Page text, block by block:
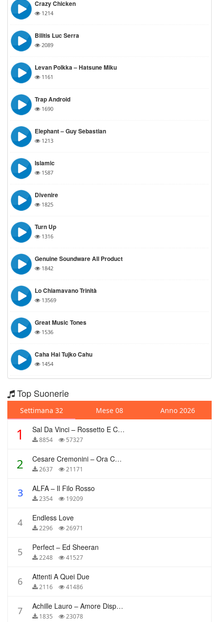
Crazy Chicken
1214
Bilitis Luc Serra
2089
Levan Polkka – Hatsune Miku
1161
Trap Android
1690
Elephant – Guy Sebastian
1213
Islamic
1587
Divenire
1825
Turn Up
1316
Genuine Soundware All Product
1842
Lo Chiamavano Trinità
13569
Great Music Tones
1536
Caha Hai Tujko Cahu
1454
Top Suonerie
Settimana 32 Mese 08 Anno 2026
1 Sal Da Vinci – Rossetto E Caffè
8854 57327
2 Cesare Cremonini – Ora Che Non Ho Più Te
2637 21171
3 ALFA – Il Filo Rosso
2354 19209
4 Endless Love
2296 26971
5 Perfect – Ed Sheeran
2248 41527
6 Attenti A Quei Due
2116 41486
7 Achille Lauro – Amore Disperato
1835 23078